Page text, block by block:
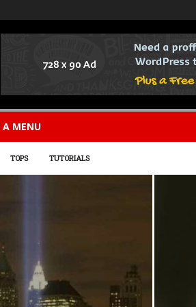
A MENU
TOPS TUTORIALS